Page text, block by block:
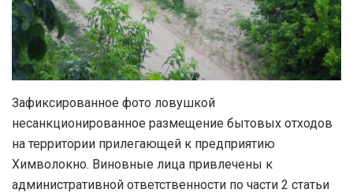
Зафиксированное фото ловушкой
несанкционированное размещение бытовых отходов
на территории прилегающей к предприятию
Химволокно. Виновные лица привлечены к
административной ответственности по части 2 статьи